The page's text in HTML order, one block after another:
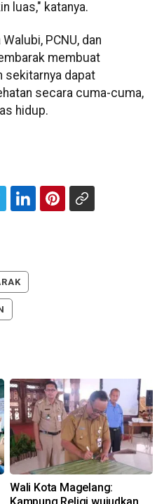
luas," katanya.
PCNU, dan
membuat
sekitarnya dapat
secara cuma-cuma,
hidup.
Wali Kota Magelang:
Kampung Religi wujudkan